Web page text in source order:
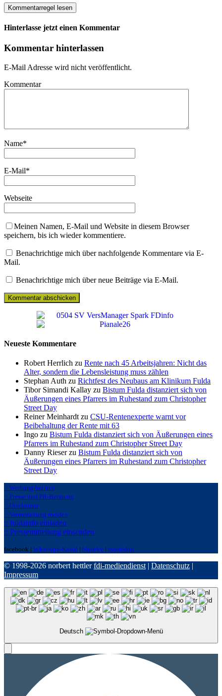
Kommentarregel lesen
Hinterlasse jetzt einen Kommentar
Kommentar hinterlassen
E-Mail Adresse wird nicht veröffentlicht.
Kommentar
Name*
E-Mail*
Webseite
Meinen Namen, E-Mail und Website in diesem Browser
speichern, bis ich wieder kommentiere.
Benachrichtige mich über nachfolgende Kommentare via E-
Mail.
Benachrichtige mich über neue Beiträge via E-Mail.
Neueste Kommentare
Robert Herrlich zu Rente nach 45 Arbeitsjahren: Nicht das
Alter, sondern die Lebensleistung muss zählen
Stephan Auth zu Richtfest des Neubaus am Klinikum Fulda
Tibor Simandi Kallay zu Bistum Fulda distanziert sich von
Äußerungen eines Pfarrers im Ruhestand zum Christopher
Street Day
Reiner Meinhardt zu CSU-Rentenexperte warnt vor
Beibehaltung der Rente mit 63
Ingo zu Bistum Fulda distanziert sich von Äußerungen eines
Pfarrers im Ruhestand zum Christopher Street Day
Danny Rieser zu Bistum Fulda distanziert sich von
Äußerungen eines Pfarrers im Ruhestand zum Christopher
Street Day
:: Werbung bei uns
:: Presse und PR-Beratung
:: Disclaimer
:: Veranstaltung melden
:: fuldainfo einladen
:: Pressemitteilung einsenden
facebook | Whatsapp-Kanal | bluseky | mastodon
© 1998-2026 norbert hettlerfdi-mediendienst | Datenschutz |
Impressum
Deutsch